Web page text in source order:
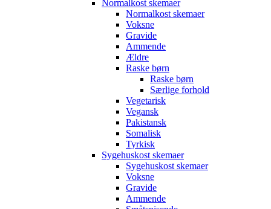
Normalkost skemaer
Normalkost skemaer
Voksne
Gravide
Ammende
Ældre
Raske børn
Raske børn
Særlige forhold
Vegetarisk
Vegansk
Pakistansk
Somalisk
Tyrkisk
Sygehuskost skemaer
Sygehuskost skemaer
Voksne
Gravide
Ammende